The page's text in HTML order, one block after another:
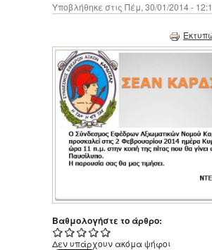
Υποβλήθηκε στις Πέμ, 30/01/2014 -
Βαθμολογήστε το άρθρο:
Δεν υπάρχουν ακόμα ψήφοι